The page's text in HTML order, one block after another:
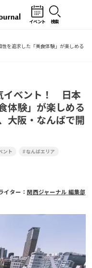
イベント 検索
を追求した「美食体験」が楽しめる
イベント！ 日本
体験」が楽しめる
大阪・なんばで開
ント なんばエリア
イター： 関西ジャーナル 編集部